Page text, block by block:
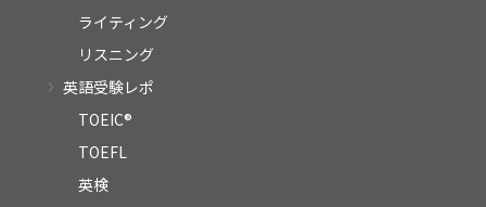
ライティング
リスニング
英語受験レポ
TOEIC®
TOEFL
英検